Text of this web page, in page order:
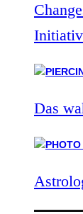
Das